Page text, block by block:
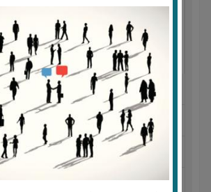
النوع : استيراد وتصدير وتوزيع وتسويق
العنوان : مصر-الإسكندرية - كل المناطق
يحتاج إلي : الخبرات-تسويق